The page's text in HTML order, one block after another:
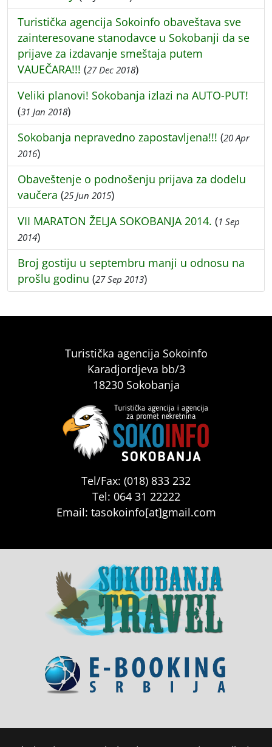
Turistička agencija Sokoinfo obaveštava sve
zainteresovane stanodavce u Sokobanji da se
prijave za izdavanje smeštaja putem
VAUEČARA!!! (27 Dec 2018)
Veliki planovi! Sokobanja izlazi na AUTO-PUT!
(31 Jan 2018)
Sokobanja nepravedno zapostavljena!!! (20 Apr
2016)
Obaveštenje o podnošenju prijava za dodelu
vaučera (25 Jun 2015)
VII MARATON ŽELJA SOKOBANJA 2014. (1 Sep
2014)
Broj gostiju u septembru manji u odnosu na
prošlu godinu (27 Sep 2013)
Turistička agencija Sokoinfo
Karadjordjeva bb/3
18230 Sokobanja
Tel/Fax: (018) 833 232
Tel: 064 31 22222
Email: tasokoinfo[at]gmail.com